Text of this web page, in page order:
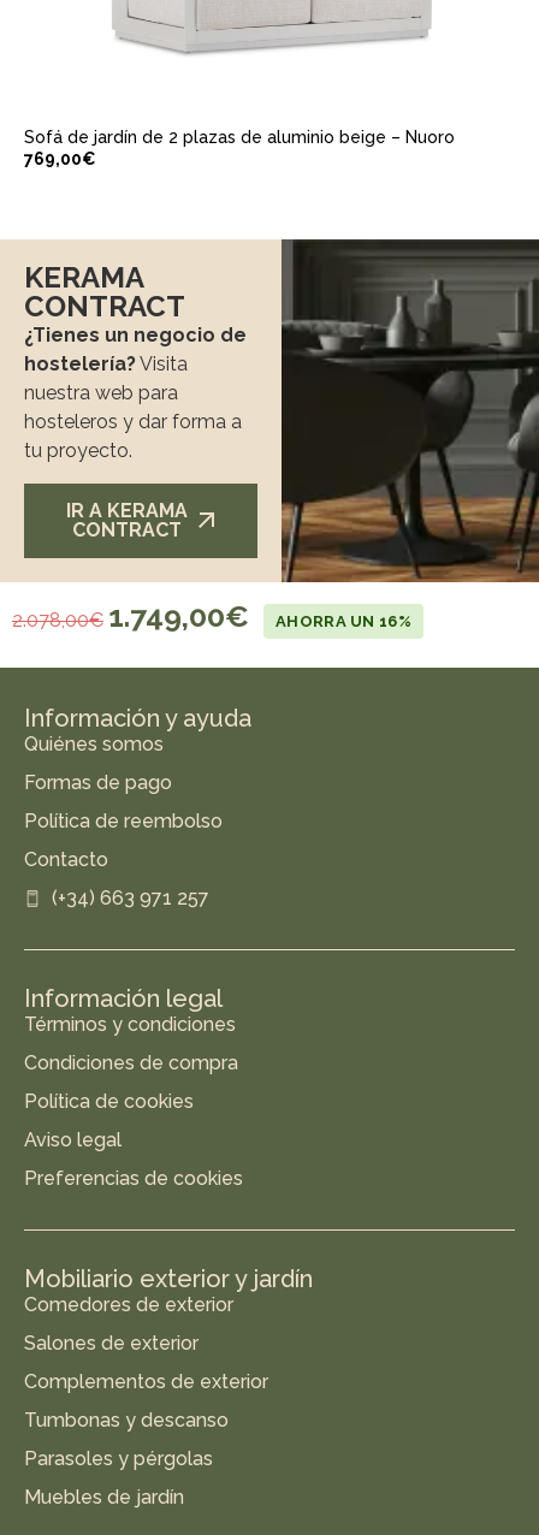
Sofá de jardín de 2 plazas de aluminio beige – Nuoro
769,00€
KERAMA
CONTRACT
¿Tienes un negocio de
hostelería?Visita
nuestra web para
hosteleros y dar forma a
tu proyecto.
IR A KERAMA
CONTRACT
2.078,00€ 1.749,00€ AHORRA UN 16%
Información y ayuda
Quiénes somos
Formas de pago
Política de reembolso
Contacto
(+34) 663 971 257
Información legal
Términos y condiciones
Condiciones de compra
Política de cookies
Aviso legal
Preferencias de cookies
Mobiliario exterior y jardín
Comedores de exterior
Salones de exterior
Complementos de exterior
Tumbonas y descanso
Parasoles y pérgolas
Muebles de jardín